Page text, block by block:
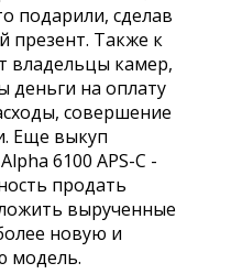
подарили, сделав
презент. Также к
владельцы камер,
деньги на оплату
совершение
Еще выкуп
6100 APS-C -
продать
вырученные
новую и
модель.